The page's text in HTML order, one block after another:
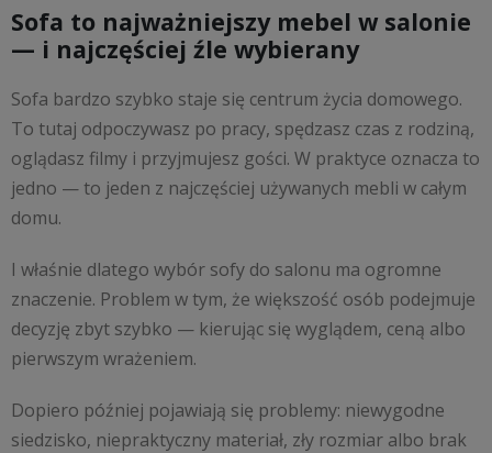
Sofa to najważniejszy mebel w salonie
— i najczęściej źle wybierany
Sofa bardzo szybko staje się centrum życia domowego.
To tutaj odpoczywasz po pracy, spędzasz czas z rodziną,
oglądasz filmy i przyjmujesz gości. W praktyce oznacza to
jedno — to jeden z najczęściej używanych mebli w całym
domu.
I właśnie dlatego wybór sofy do salonu ma ogromne
znaczenie. Problem w tym, że większość osób podejmuje
decyzję zbyt szybko — kierując się wyglądem, ceną albo
pierwszym wrażeniem.
Dopiero później pojawiają się problemy: niewygodne
siedzisko, niepraktyczny materiał, zły rozmiar albo brak